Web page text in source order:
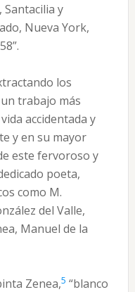
y
Nueva York,
los
trabajo más
accidentada y
y en su mayor
este fervoroso y
poeta,
como M.
del Valle,
Manuel de la
Zenea,5 “blanco